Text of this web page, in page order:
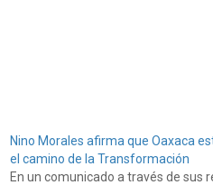
Nino Morales afirma que Oaxaca
el camino de la Transformación
En un comunicado a través de sus